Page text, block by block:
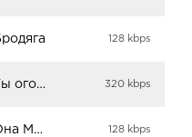
128 kbps
Эльбрус Джанмирзоев - Ты огонь 320 kbps
Эльбрус Джанмирзоев - Она Меня Околдовала (SAV4UN Remix Tik-Tok) 128 kbps